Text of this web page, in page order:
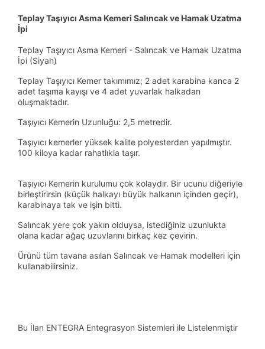
Teplay Taşıyıcı Asma Kemeri Salıncak ve Hamak Uzatma
İpi
Teplay Taşıyıcı Asma Kemeri - Salıncak ve Hamak Uzatma
İpi (Siyah)
Teplay Taşıyıcı Kemer takımımız; 2 adet karabina kanca 2
adet taşıma kayışı ve 4 adet yuvarlak halkadan
oluşmaktadır.
Taşıyıcı Kemerin Uzunluğu: 2,5 metredir.
Taşıyıcı kemerler yüksek kalite polyesterden yapılmıştır.
100 kiloya kadar rahatlıkla taşır.
Taşıyıcı Kemerin kurulumu çok kolaydır. Bir ucunu diğeriyle
birleştirirsin (küçük halkayı büyük halkanın içinden geçir),
karabinaya tak ve işin bitti.
Salıncak yere çok yakın olduysa, istediğiniz uzunlukta
olana kadar ağaç uzuvlarını birkaç kez çevirin.
Ürünü tüm tavana asılan Salıncak ve Hamak modelleri için
kullanabilirsiniz.
Bu İlan ENTEGRA Entegrasyon Sistemleri ile Listelenmiştir